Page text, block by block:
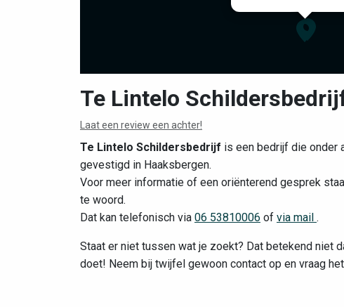
Te Lintelo
Laat een review een achter!
Te Lintelo Schildersbedrijf is een bedrijf die onder
gevestigd in Haaksbergen.
Voor meer informatie of een oriënterend gesprek
te woord.
Dat kan telefonisch via 06 53810006 of via mail .
Staat er niet tussen wat je zoekt? Dat betekend niet
doet! Neem bij twijfel gewoon contact op en vraag